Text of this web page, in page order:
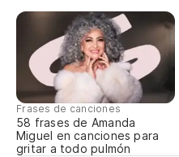
Frases de canciones
58 frases de Amanda
Miguel en canciones para
gritar a todo pulmón